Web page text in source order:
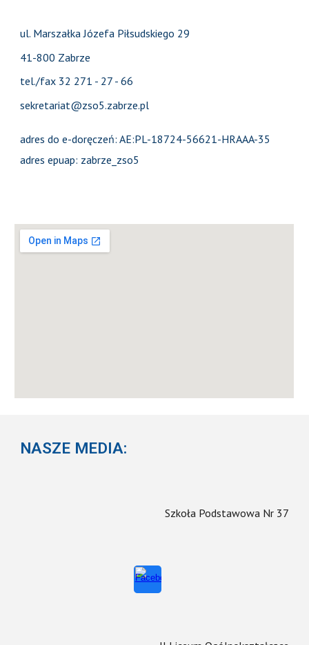
ul. Marszałka Józefa Piłsudskiego 29
41-800 Zabrze
tel./fax 32 271 - 27 - 66
sekretariat@zso5.zabrze.pl
adres do e-doręczeń: AE:PL-18724-56621-HRAAA-35
adres epuap: zabrze_zso5
NASZE MEDIA:
Szkoła Podstawowa Nr 37